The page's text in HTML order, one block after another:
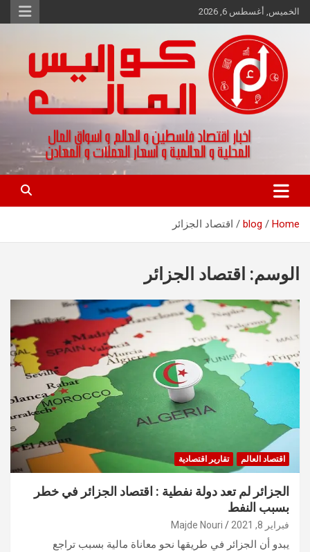
Skip
to
الخميس, أغسطس 6, 2026
كواليس المال
اخبار اقتصاد فلسطين و العالم و تقارير اسواق المال و العملات
Home
blog اقتصاد الجزائر
الوسم: اقتصاد الجزائر
اقتصاد العالم تقارير اقتصادية
الجزائر لم تعد دولة نفطية : اقتصاد الجزائر في خطر
بسبب النفط
فبراير 8, 2021 Majde Nouri
يبدو أن الجزائر في طريقها نحو معاناة مالية بسبب تراجع